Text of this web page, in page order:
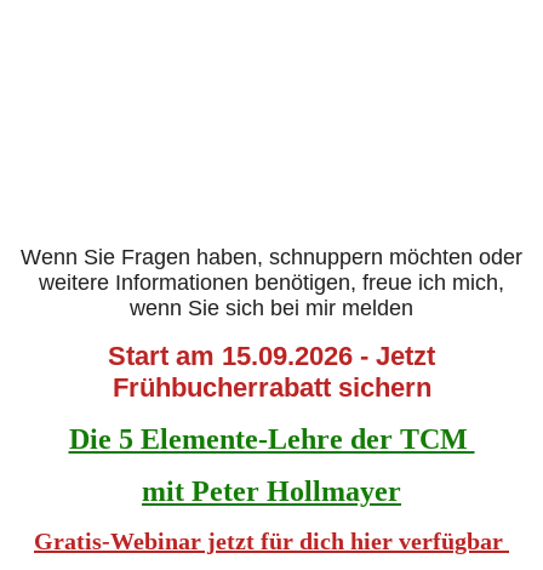
Wenn Sie Fragen haben, schnuppern möchten oder
weitere Informationen benötigen, freue ich mich,
wenn Sie sich bei mir melden
Start am 15.09.2026 - Jetzt
Frühbucherrabatt sichern
Die 5 Elemente-Lehre der TCM
mit Peter Hollmayer
Gratis-Webinar jetzt für dich hier verfügbar